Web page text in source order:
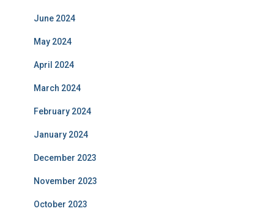
June 2024
May 2024
April 2024
March 2024
February 2024
January 2024
December 2023
November 2023
October 2023